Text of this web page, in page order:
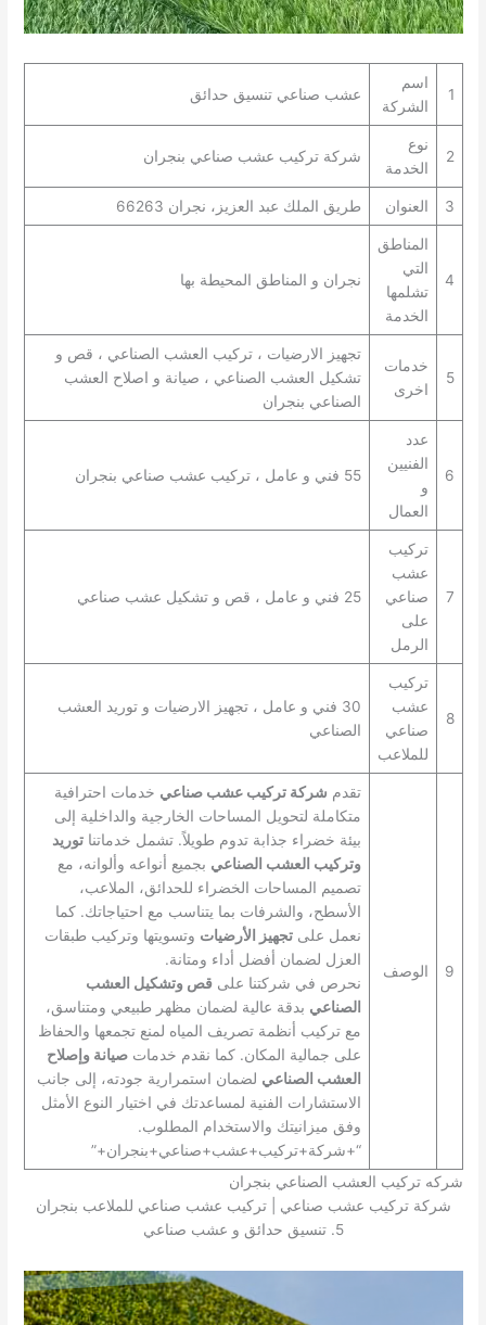
1
اسم
الشركة
عشب صناعي تنسيق حدائق
2
نوع
الخدمة
شركة تركيب عشب صناعي بنجران
3 العنوان طريق الملك عبد العزيز، نجران 66263
4
المناطق
التي
تشلمها
الخدمة
نجران و المناطق المحيطة بها
5
خدمات
اخرى
تجهيز الارضيات ، تركيب العشب الصناعي ، قص و
تشكيل العشب الصناعي ، صيانة و اصلاح العشب
الصناعي بنجران
6
عدد
الفنيين
و
العمال
55 فني و عامل ، تركيب عشب صناعي بنجران
7
تركيب
عشب
صناعي
على
الرمل
25 فني و عامل ، قص و تشكيل عشب صناعي
8
تركيب
عشب
صناعي
للملاعب
30 فني و عامل ، تجهيز الارضيات و توريد العشب
الصناعي
9 الوصف
تقدم شركة تركيب عشب صناعي خدمات احترافية
متكاملة لتحويل المساحات الخارجية والداخلية إلى
بيئة خضراء جذابة تدوم طويلاً. تشمل خدماتنا توريد
وتركيب العشب الصناعي بجميع أنواعه وألوانه، مع
تصميم المساحات الخضراء للحدائق، الملاعب،
الأسطح، والشرفات بما يتناسب مع احتياجاتك. كما
نعمل على تجهيز الأرضيات وتسويتها وتركيب طبقات
العزل لضمان أفضل أداء ومتانة.
نحرص في شركتنا على قص وتشكيل العشب
الصناعي بدقة عالية لضمان مظهر طبيعي ومتناسق،
مع تركيب أنظمة تصريف المياه لمنع تجمعها والحفاظ
على جمالية المكان. كما نقدم خدمات صيانة وإصلاح
العشب الصناعي لضمان استمرارية جودته، إلى جانب
الاستشارات الفنية لمساعدتك في اختيار النوع الأمثل
وفق ميزانيتك والاستخدام المطلوب.
“+شركة+تركيب+عشب+صناعي+بنجران+”
شركه تركيب العشب الصناعي بنجران
شركة تركيب عشب صناعي | تركيب عشب صناعي للملاعب بنجران
5. تنسيق حدائق و عشب صناعي